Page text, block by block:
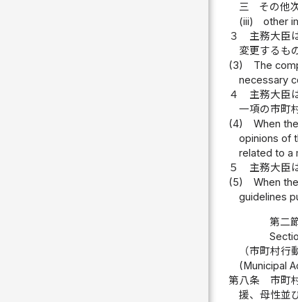
三
その他
(iii)
other
３
主務大臣
変更するも
(3)
The
necessary
４
主務大臣
一項の市町
(4)
When
opinions of
related to a
５
主務大臣
(5)
When
guidelines
第二
（市町村行
(Municipal
第八条
市町
援、母性並